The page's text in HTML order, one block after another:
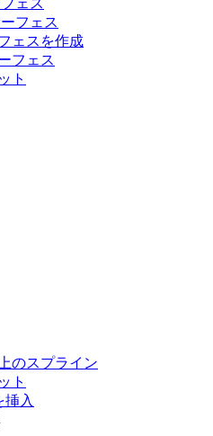
ェス
フェス
ェスを作成
フェス
ト
のスプライン
ト
挿入